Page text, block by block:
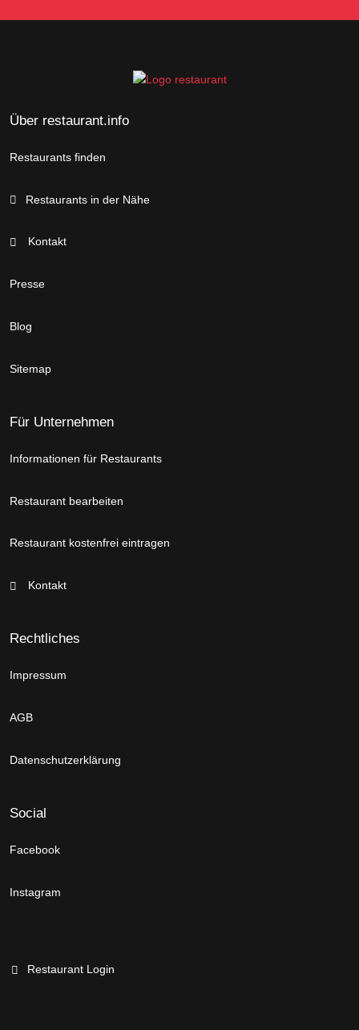
Über restaurant.info
Restaurants finden
Restaurants in der Nähe
Kontakt
Presse
Blog
Sitemap
Für Unternehmen
Informationen für Restaurants
Restaurant bearbeiten
Restaurant kostenfrei eintragen
Kontakt
Rechtliches
Impressum
AGB
Datenschutzerklärung
Social
Facebook
Instagram
Restaurant Login